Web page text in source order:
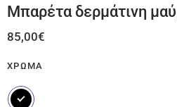
Μπαρέτα δερμάτινη
85,00€
ΧΡΏΜΑ